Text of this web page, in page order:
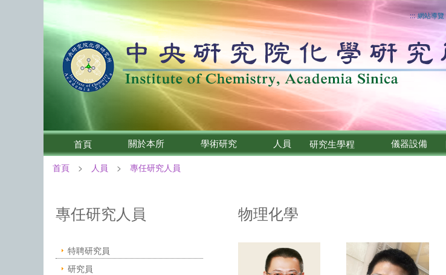
::: 網站導覽
首頁 關於本所 學術研究 人員 研究生學程 儀器設備
首頁 人員 專任研究人員
中央研究院化學研究所－人員
專任研究人員
特聘研究員
研究員
物理化學